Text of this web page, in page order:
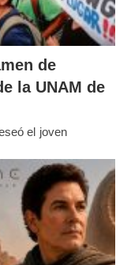
de
la UNAM de
el joven